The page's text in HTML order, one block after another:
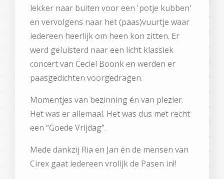
lekker naar buiten voor een 'potje kubben'
en vervolgens naar het (paas)vuurtje waar
iedereen heerlijk om heen kon zitten. Er
werd geluisterd naar een licht klassiek
concert van Ceciel Boonk en werden er
paasgedichten voorgedragen.
Momentjes van bezinning én van plezier.
Het was er allemaal. Het was dus met recht
een “Goede Vrijdag”.
Mede dankzij Ria en Jan én de mensen van
Cirex gaat iedereen vrolijk de Pasen in!!